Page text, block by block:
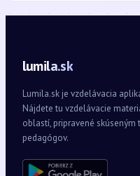
lumila.sk
Lumila.sk je vzdelávacia
Nájdete tu vzdelávacie
oblastí, pripravené
pedagógov.